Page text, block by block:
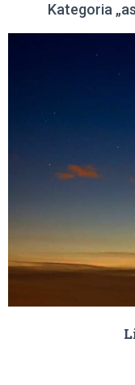
Kategoria